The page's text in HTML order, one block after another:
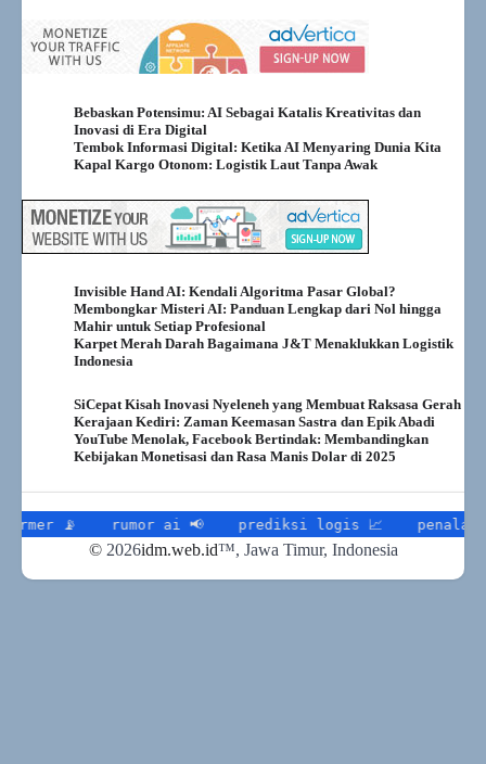
“AI boom”: listrik untuk pusat data global
yang didorong AI kini sudah berada di atas
konsumsi tahunan Inggris—dan kurvanya
listrik pusat data pada 2024…
Dari Asisten ke Agen: Saat “Virtual
Employee” Mulai Bekerja
Bulan Oktober 2025 menandai lompatan
paradigma: dari AI yang sekadar menjawab,
menjadi AI yang benar-benar “bekerja.”
asisten menunggu perintah; agen menerima
tujuan, merencanakan langkah, mengeksekusi
di dunia digital (dan segera fisik), lalu
melaporkan hasil. Kenapa sekarang?…
Bebaskan Potensimu: AI Sebagai Katalis Kreativitas dan
Inovasi di Era Digital
Tembok Informasi Digital: Ketika AI Menyaring Dunia Kita
Kapal Kargo Otonom: Logistik Laut Tanpa Awak
Invisible Hand AI: Kendali Algoritma Pasar Global?
Membongkar Misteri AI: Panduan Lengkap dari Nol hingga
Mahir untuk Setiap Profesional
Karpet Merah Darah Bagaimana J&T Menaklukkan Logistik
Indonesia
SiCepat Kisah Inovasi Nyeleneh yang Membuat Raksasa Gerah
Kerajaan Kediri: Zaman Keemasan Sastra dan Epik Abadi
YouTube Menolak, Facebook Bertindak: Membandingkan
Kebijakan Monetisasi dan Rasa Manis Dolar di 2025
📡 rumor ai 📢 prediksi logis 📈 penalaran
©2026idm.web.id™, Jawa Timur, Indonesia